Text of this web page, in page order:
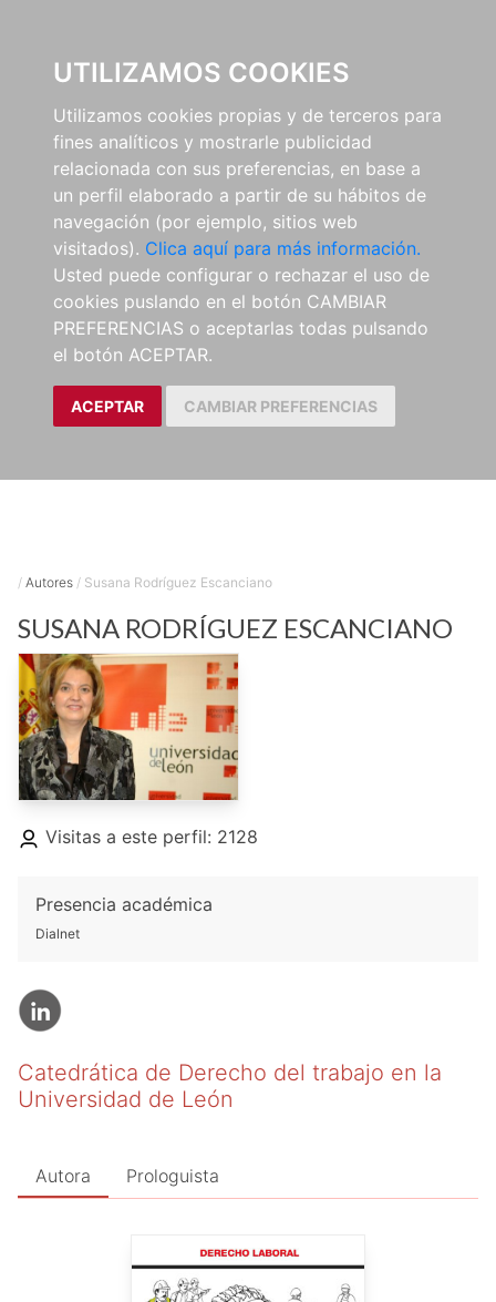
UTILIZAMOS COOKIES
Utilizamos cookies propias y de terceros para
fines analíticos y mostrarle publicidad
relacionada con sus preferencias, en base a
un perfil elaborado a partir de su hábitos de
navegación (por ejemplo, sitios web
visitados). Clica aquí para más información.
Usted puede configurar o rechazar el uso de
cookies puslando en el botón CAMBIAR
PREFERENCIAS o aceptarlas todas pulsando
el botón ACEPTAR.
ACEPTAR CAMBIAR PREFERENCIAS
/ Autores / Susana Rodríguez Escanciano
SUSANA RODRÍGUEZ ESCANCIANO
Visitas a este perfil: 2128
Presencia académica
Dialnet
Catedrática de Derecho del trabajo en la
Universidad de León
Autora Prologuista